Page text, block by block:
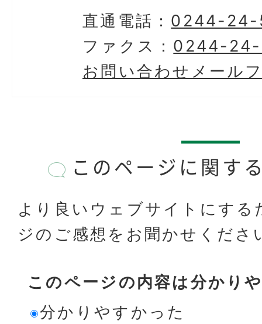
直通電話： 0244-24-
ファクス： 0244-
お問い合わせメール
このページに関す
より良いウェブサイトにする
ジのご感想をお聞かせくださ
このページの内容は分かり
分かりやすかった